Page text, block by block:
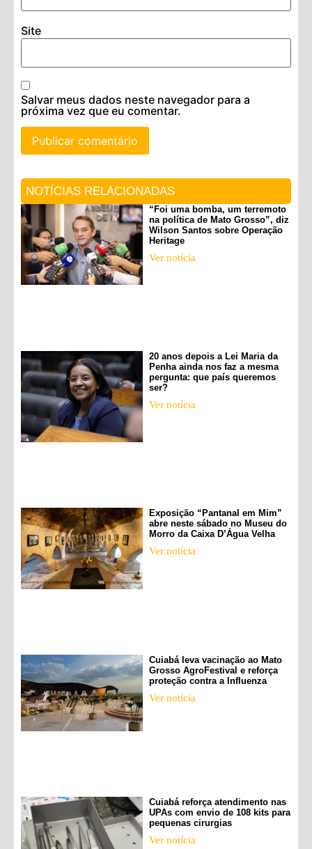
Site
Salvar meus dados neste navegador para a
próxima vez que eu comentar.
NOTÍCIAS RELACIONADAS
“Foi uma bomba, um terremoto
na política de Mato Grosso”, diz
Wilson Santos sobre Operação
Heritage
Ver notícia
20 anos depois a Lei Maria da
Penha ainda nos faz a mesma
pergunta: que país queremos
ser?
Ver notícia
Exposição “Pantanal em Mim”
abre neste sábado no Museu do
Morro da Caixa D’Água Velha
Ver notícia
Cuiabá leva vacinação ao Mato
Grosso AgroFestival e reforça
proteção contra a Influenza
Ver notícia
Cuiabá reforça atendimento nas
UPAs com envio de 108 kits para
pequenas cirurgias
Ver notícia